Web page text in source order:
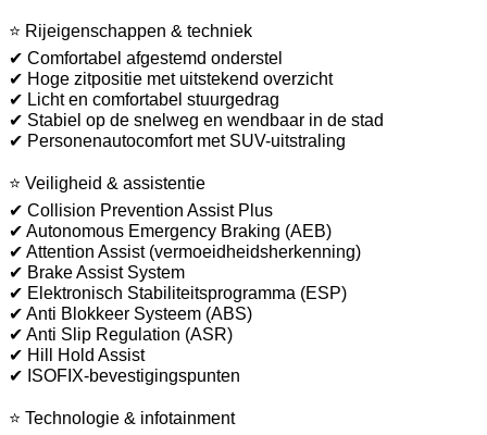
⭐ Rijeigenschappen & techniek
✔ Comfortabel afgestemd onderstel
✔ Hoge zitpositie met uitstekend overzicht
✔ Licht en comfortabel stuurgedrag
✔ Stabiel op de snelweg en wendbaar in de stad
✔ Personenautocomfort met SUV-uitstraling
⭐ Veiligheid & assistentie
✔ Collision Prevention Assist Plus
✔ Autonomous Emergency Braking (AEB)
✔ Attention Assist (vermoeidheidsherkenning)
✔ Brake Assist System
✔ Elektronisch Stabiliteitsprogramma (ESP)
✔ Anti Blokkeer Systeem (ABS)
✔ Anti Slip Regulation (ASR)
✔ Hill Hold Assist
✔ ISOFIX-bevestigingspunten
⭐ Technologie & infotainment